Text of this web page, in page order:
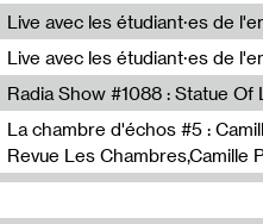
Radio Panik
Live avec les étudiant·es de
Live avec les étudiant·es de
Resonance
La chambre d'échos #5 :
Revue Les Chambres,Camille